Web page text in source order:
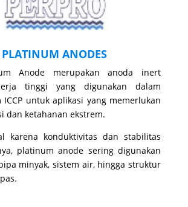
PLATINUM ANODES
Anode merupakan anoda inert
tinggi yang digunakan dalam
ICCP untuk aplikasi yang memerlukan
dan ketahanan ekstrem.
karena konduktivitas dan stabilitas
platinum anode sering digunakan
minyak, sistem air, hingga struktur